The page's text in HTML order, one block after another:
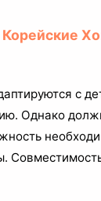
с
Однако